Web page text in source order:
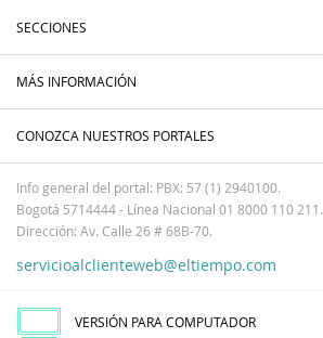
SECCIONES
MÁS INFORMACIÓN
CONOZCA NUESTROS PORTALES
Info general del portal: PBX: 57 (1) 2940100.
Bogotá 5714444 - Línea Nacional 01 8000 110 211.
Dirección: Av. Calle 26 # 68B-70.
servicioalclienteweb@eltiempo.com
VERSIÓN PARA COMPUTADOR